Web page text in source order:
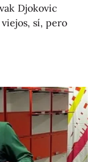
Djokovic
sí, pero